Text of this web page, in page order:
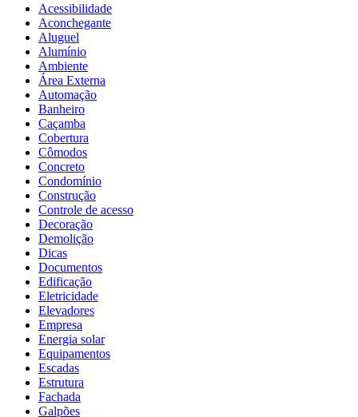
Acessibilidade
Aconchegante
Aluguel
Alumínio
Ambiente
Área Externa
Automação
Banheiro
Caçamba
Cobertura
Cômodos
Concreto
Condomínio
Construção
Controle de acesso
Decoração
Demolição
Dicas
Documentos
Edificação
Eletricidade
Elevadores
Empresa
Energia solar
Equipamentos
Escadas
Estrutura
Fachada
Galpões